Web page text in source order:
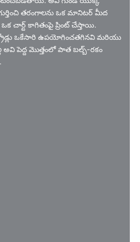
తరంగాలను ఒక మానిటర్ మీద
చార్ట్ కాగితంపై ప్రింట్ చేస్తాయి.
ఒకేసారి ఉపయోగించతగినవి మరియు
అవి పెద్ద మొత్తంలో పాత బల్బ్-రకం